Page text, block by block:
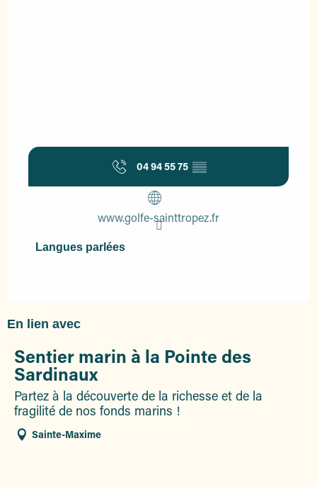
04 94 55 75 ▒▒
www.golfe-sainttropez.fr
Langues parlées
Langues parlées
En lien avec
Sentier marin à la Pointe des
Sardinaux
Partez à la découverte de la richesse et de la
fragilité de nos fonds marins !
Sainte-Maxime